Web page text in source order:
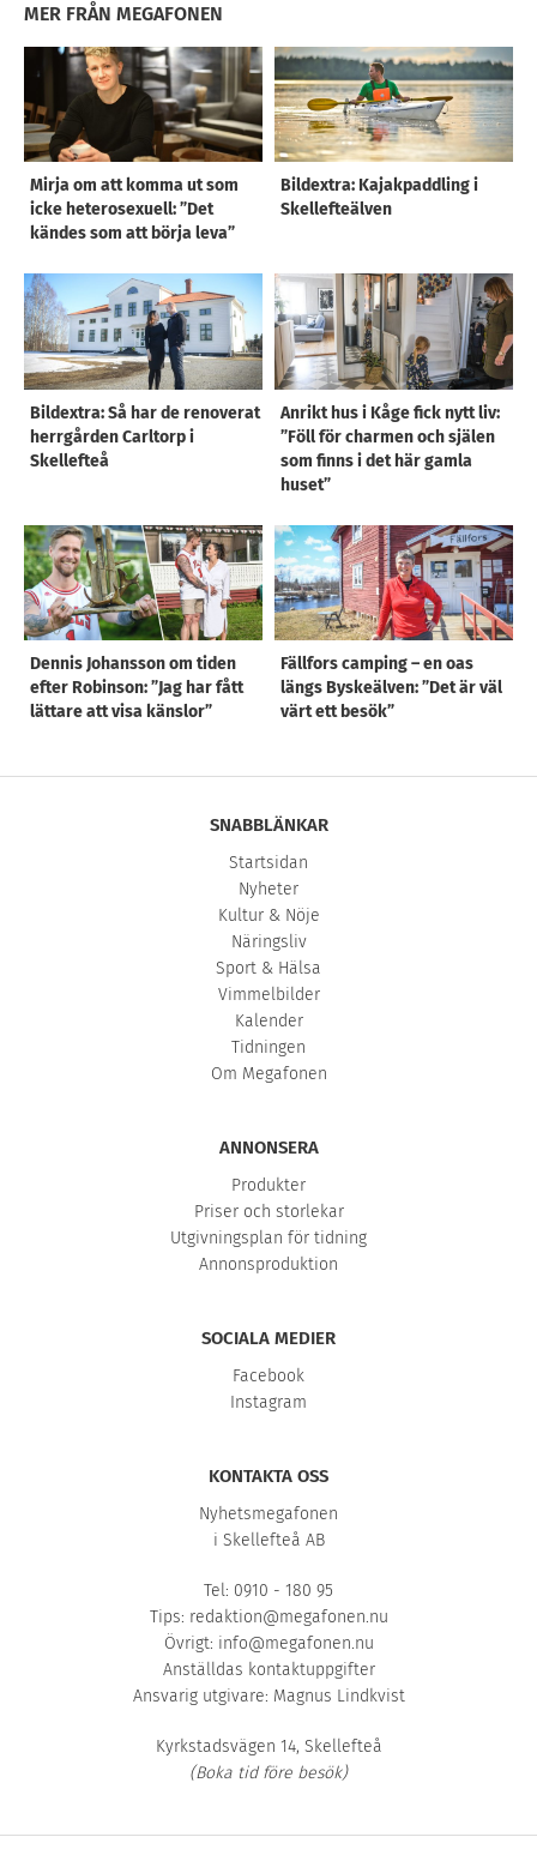
MER FRÅN MEGAFONEN
Mirja om att komma ut som
icke heterosexuell: ”Det
kändes som att börja leva”
Bildextra: Kajakpaddling i
Skellefteälven
Bildextra: Så har de renoverat
herrgården Carltorp i
Skellefteå
Anrikt hus i Kåge fick nytt liv:
”Föll för charmen och själen
som finns i det här gamla
huset”
Dennis Johansson om tiden
efter Robinson: ”Jag har fått
lättare att visa känslor”
Fällfors camping – en oas
längs Byskeälven: ”Det är väl
värt ett besök”
SNABBLÄNKAR
Startsidan
Nyheter
Kultur & Nöje
Näringsliv
Sport & Hälsa
Vimmelbilder
Kalender
Tidningen
Om Megafonen
ANNONSERA
Produkter
Priser och storlekar
Utgivningsplan för tidning
Annonsproduktion
SOCIALA MEDIER
Facebook
Instagram
KONTAKTA OSS
Nyhetsmegafonen
i Skellefteå AB
Tel: 0910 - 180 95
Tips: redaktion@megafonen.nu
Övrigt: info@megafonen.nu
Anställdas kontaktuppgifter
Ansvarig utgivare: Magnus Lindkvist
Kyrkstadsvägen 14, Skellefteå
(Boka tid före besök)